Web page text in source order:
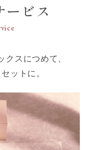
ービス
クスにつめて、
ットに。